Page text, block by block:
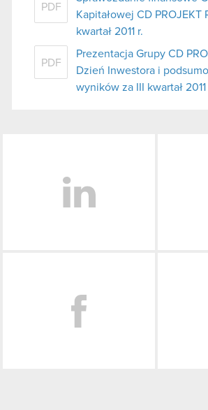
PDF
Kapitałowej CD PROJEKT
kwartał 2011 r.
PDF
Prezentacja Grupy CD
Dzień Inwestora i
wyników za III kwartał 2011